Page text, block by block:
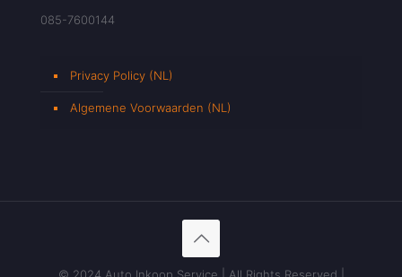
085-7600144
Privacy Policy (NL)
Algemene Voorwaarden (NL)
© 2024 Auto Inkoop Service | All Rights Reserved |